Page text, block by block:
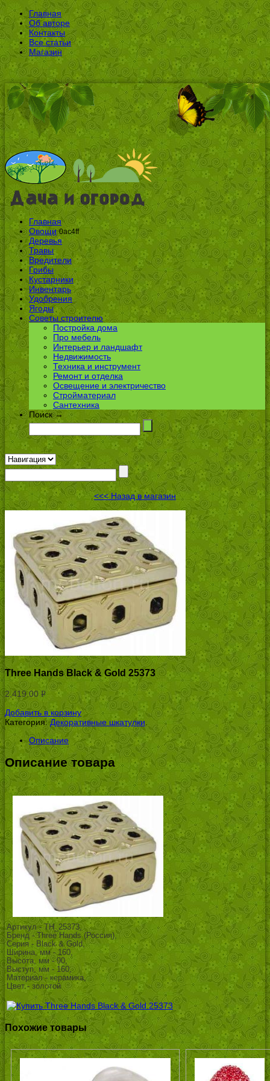
Главная
Об авторе
Контакты
Все статьи
Магазин
Главная
Овощи 0ac4ff
Деревья
Травы
Вредители
Грибы
Кустарники
Инвентарь
Удобрения
Ягоды
Советы строителю
Постройка дома
Про мебель
Интерьер и ландшафт
Недвижимость
Техника и инструмент
Ремонт и отделка
Освещение и электричество
Стройматериал
Сантехника
Поиск →
<<< Назад в магазин
Three Hands Black & Gold 25373
2,419.00 Р
УБ.
Добавить в корзину
Категория:Декоративные шкатулки
Описание
Описание товара
Артикул - TH_25373,
Бренд - Three Hands (Россия),
Серия - Black & Gold,
Ширина, мм - 160,
Высота, мм - 90,
Выступ, мм - 160,
Материал - керамика,
Цвет - золотой
Похожие товары